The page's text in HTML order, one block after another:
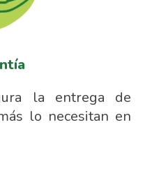
la entrega de
lo necesitan en